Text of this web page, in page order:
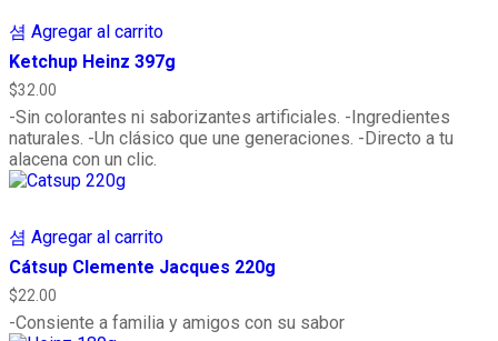
Agregar al carrito
Ketchup Heinz 397g
$32.00
-Sin colorantes ni saborizantes artificiales. -Ingredientes
naturales. -Un clásico que une generaciones. -Directo a tu
alacena con un clic.
Agregar al carrito
Cátsup Clemente Jacques 220g
$22.00
-Consiente a familia y amigos con su sabor